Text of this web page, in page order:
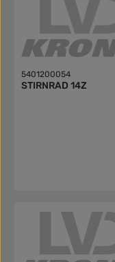
5401200054
STIRNRAD 14Z